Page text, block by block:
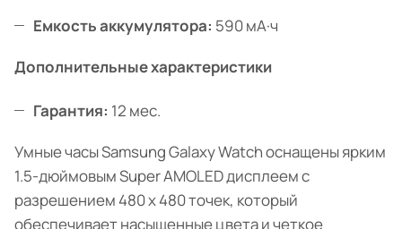
Емкость аккумулятора: 590 мА·ч
Дополнительные характеристики
Гарантия: 12 мес.
Умные часы Samsung Galaxy Watch оснащены ярким
1.5-дюймовым Super AMOLED дисплеем с
разрешением 480 x 480 точек, который
обеспечивает насыщенные цвета и четкое